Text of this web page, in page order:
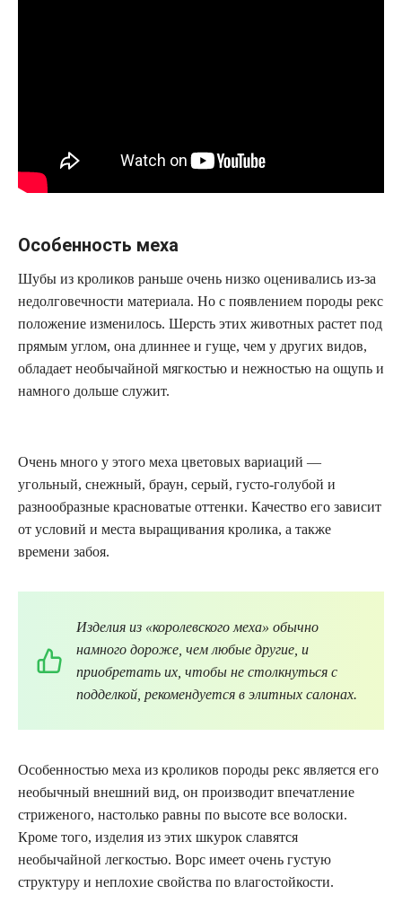
Особенность меха
Шубы из кроликов раньше очень низко оценивались из-за
недолговечности материала. Но с появлением породы рекс
положение изменилось. Шерсть этих животных растет под
прямым углом, она длиннее и гуще, чем у других видов,
обладает необычайной мягкостью и нежностью на ощупь и
намного дольше служит.
Очень много у этого меха цветовых вариаций —
угольный, снежный, браун, серый, густо-голубой и
разнообразные красноватые оттенки. Качество его зависит
от условий и места выращивания кролика, а также
времени забоя.
Изделия из «королевского меха» обычно
намного дороже, чем любые другие, и
приобретать их, чтобы не столкнуться с
подделкой, рекомендуется в элитных салонах.
Особенностью меха из кроликов породы рекс является его
необычный внешний вид, он производит впечатление
стриженого, настолько равны по высоте все волоски.
Кроме того, изделия из этих шкурок славятся
необычайной легкостью. Ворс имеет очень густую
структуру и неплохие свойства по влагостойкости.